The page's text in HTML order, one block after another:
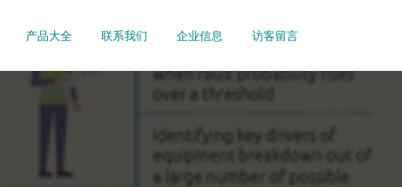
产品大全 联系我们 企业信息 访客留言